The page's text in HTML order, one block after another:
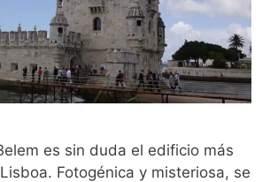
es sin duda el edificio más
Fotogénica y misteriosa, se